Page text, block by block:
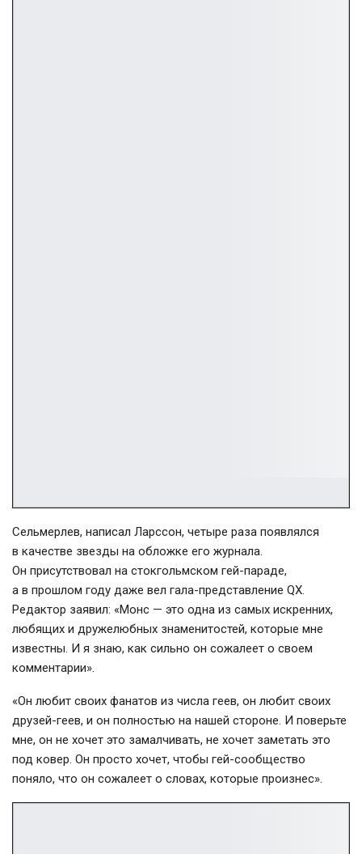
Сельмерлев, написал Ларссон, четыре раза появлялся
в качестве звезды на обложке его журнала.
Он присутствовал на стокгольмском гей-параде,
а в прошлом году даже вел гала-представление QX.
Редактор заявил: «Монс — это одна из самых искренних,
любящих и дружелюбных знаменитостей, которые мне
известны. И я знаю, как сильно он сожалеет о своем
комментарии».
«Он любит своих фанатов из числа геев, он любит своих
друзей-геев, и он полностью на нашей стороне. И поверьте
мне, он не хочет это замалчивать, не хочет заметать это
под ковер. Он просто хочет, чтобы гей-сообщество
поняло, что он сожалеет о словах, которые произнес».